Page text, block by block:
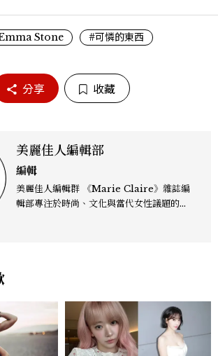
Stone #可憐的東西
分享 收藏
美麗佳人編輯部
編輯
美麗佳人編輯群 《Marie Claire》雜誌編
輯部專注於時尚、文化與當代女性議題的深
視角與編輯直覺，引領讀者探索女性多元面
貌與生活品味風格的無限可能。